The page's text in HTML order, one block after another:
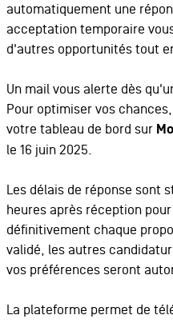
automatiquement une
acceptation temporaire
d'autres opportunités tout
Un mail vous alerte dès
Pour optimiser vos
votre tableau de bord sur
le 16 juin 2025.
Les délais de réponse sont
heures après réception
définitivement chaque
validé, les autres
vos préférences seront
La plateforme permet de